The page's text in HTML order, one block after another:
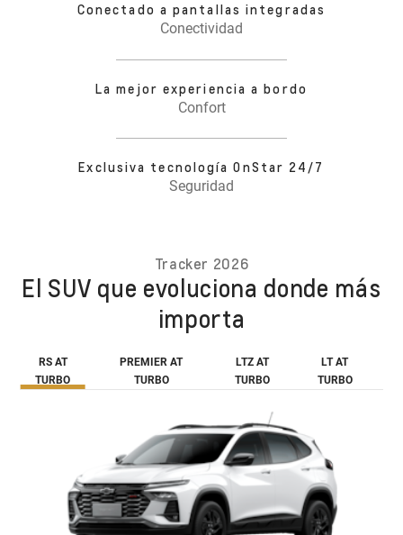
Conectado a pantallas integradas
Conectividad
La mejor experiencia a bordo
Confort
Exclusiva tecnología OnStar 24/7
Seguridad
Tracker 2026
El SUV que evoluciona donde más
importa
RS AT
TURBO
PREMIER AT
TURBO
LTZ AT
TURBO
LT AT
TURBO